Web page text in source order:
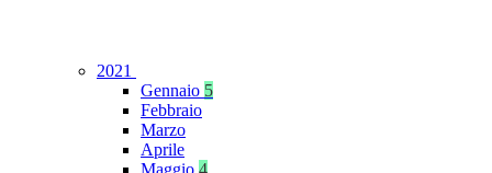
2021
Gennaio 5
Febbraio
Marzo
Aprile